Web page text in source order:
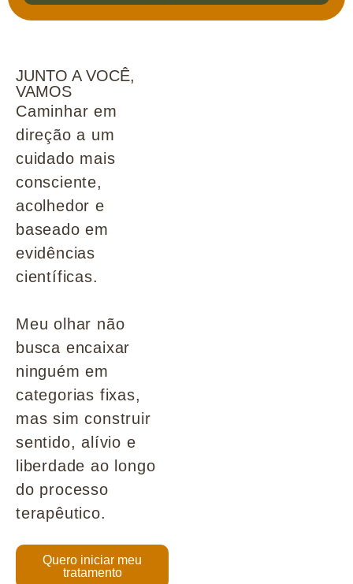
JUNTO A VOCÊ,
VAMOS
Caminhar em
direção a um
cuidado mais
consciente,
acolhedor e
baseado em
evidências
científicas.
Meu olhar não
busca encaixar
ninguém em
categorias fixas,
mas sim construir
sentido, alívio e
liberdade ao longo
do processo
terapêutico.
Quero iniciar meu
tratamento